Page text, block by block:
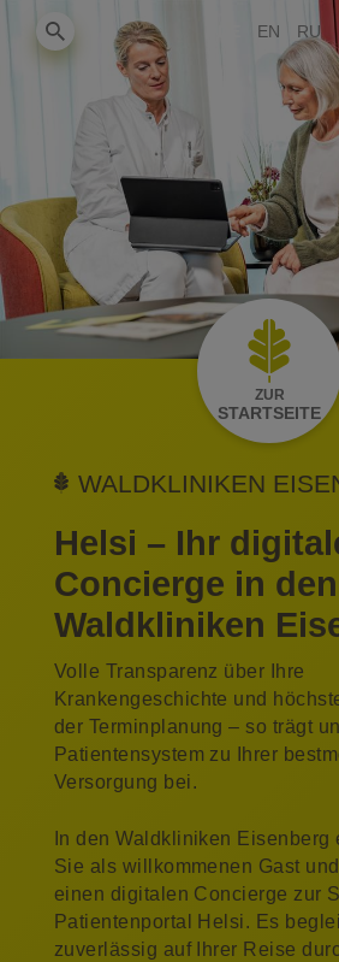
EN RU
ZUR
STARTSEITE
WALDKLINIKEN
Helsi – Ihr
Concierge in den
Waldkliniken
Volle Transparenz über Ihre
Krankengeschichte und
der Terminplanung – so trägt
Patientensystem zu Ihrer
Versorgung bei.
In den Waldkliniken Eisenberg
Sie als willkommenen Gast
einen digitalen Concierge zur
Patientenportal Helsi. Es
zuverlässig auf Ihrer Reise